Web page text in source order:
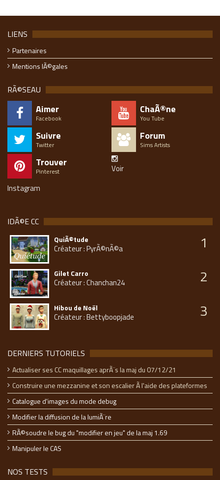
LIENS
Partenaires
Mentions lÃ©gales
RÃ©SEAU
Aimer
Facebook
ChaÃ®ne
You Tube
Suivre
Twitter
Forum
Sims Artists
Trouver
Pinterest
Voir
Instagram
IDÃ©E CC
QuiÃ©tude
Créateur : PyrÃ©nÃ©a 1
Gilet Carro
Créateur : Chanchan24 2
Hibou de Noël
Créateur : Bettyboopjade 3
DERNIERS TUTORIELS
Actualiser ses CC maquillages aprÃ¨s la maj du 07/12/21
Construire une mezzanine et son escalier Ã l'aide des plateformes
Catalogue d'images du mode debug
Modifier la diffusion de la lumiÃ¨re
RÃ©soudre le bug du "modifier en jeu" de la maj 1.69
Manipuler le CAS
NOS TESTS